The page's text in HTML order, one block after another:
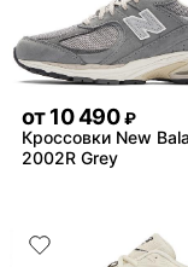
от10 490 ₽
Кроссовки New
2002R Grey